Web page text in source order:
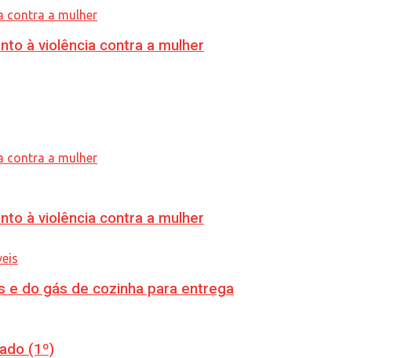
à violência contra a mulher
à violência contra a mulher
e do gás de cozinha para entrega
(1º)